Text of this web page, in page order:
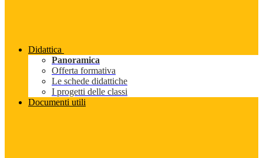
Didattica
Panoramica
Offerta formativa
Le schede didattiche
I progetti delle classi
Documenti utili